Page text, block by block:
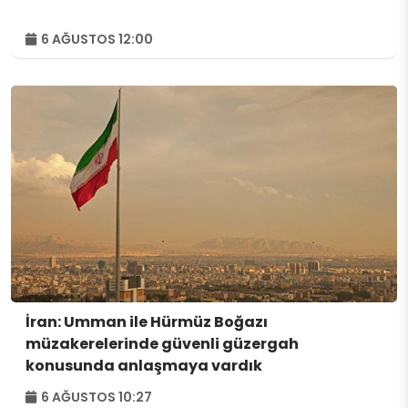
6 AĞUSTOS 12:00
İran: Umman ile Hürmüz Boğazı
müzakerelerinde güvenli güzergah
konusunda anlaşmaya vardık
6 AĞUSTOS 10:27